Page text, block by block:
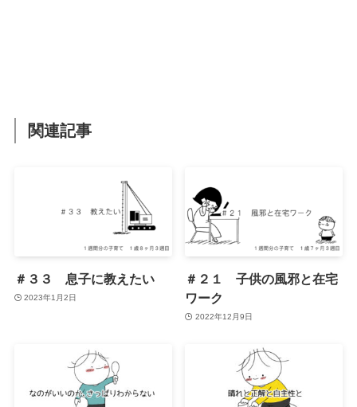
関連記事
＃３３ 息子に教えたい
2023年1月2日
＃２１ 子供の風邪と在宅
ワーク
2022年12月9日